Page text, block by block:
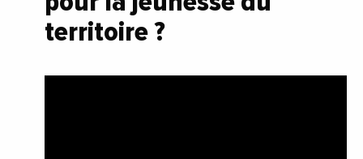
territoire ?